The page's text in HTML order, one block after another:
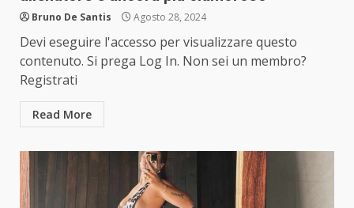
Bruno De Santis Agosto 28, 2024
Devi eseguire l'accesso per visualizzare questo
contenuto. Si prega Log In. Non sei un membro?
Registrati
Read More